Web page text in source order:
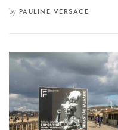
by PAULINE VERSACE